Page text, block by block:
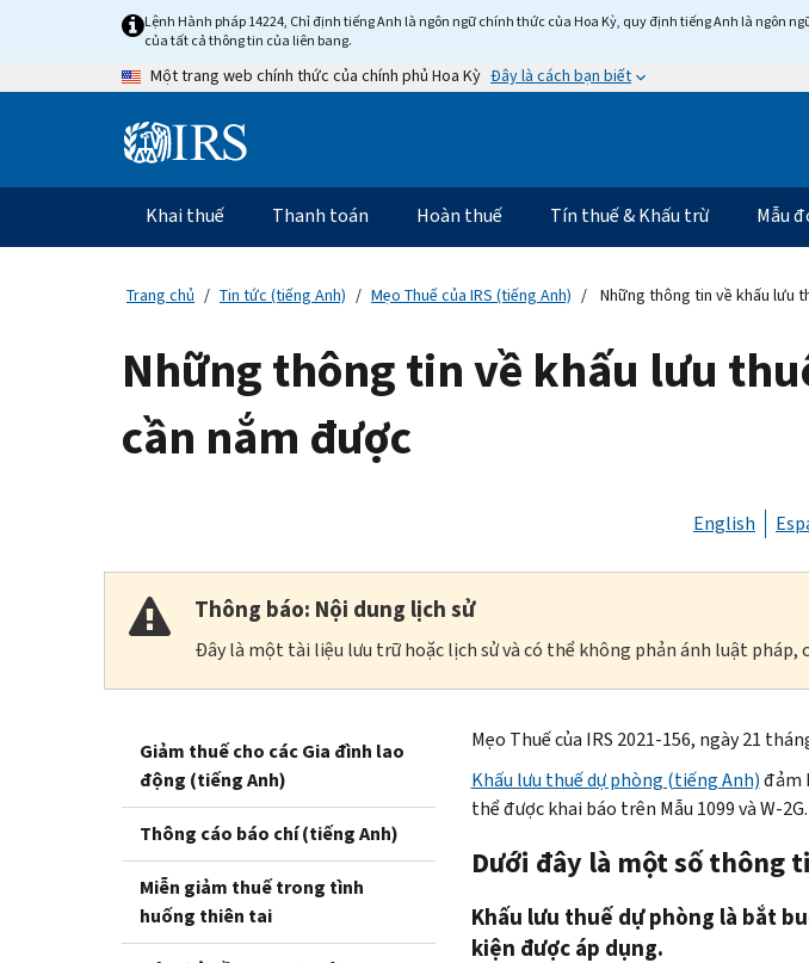
content
Lệnh Hành pháp 14224, Chỉ định tiếng Anh là ngôn ngữ chính thức của Hoa Kỳ, quy định tiếng Anh là ngôn
của tất cả thông tin của liên bang.
Một trang web chính thức của chính phủ Hoa Kỳ Đây là cách bạn biết
Information
Điều
hướng
chính
Khai thuế Thanh toán Hoàn thuế Tín thuế & Khấu trừ Mẫu
Trang chủ Tin tức (tiếng Anh) Mẹo Thuế của IRS (tiếng Anh) Những thông tin về khấu lưu
Những thông tin về khấu lưu
cần nắm được
English
Thông báo: Nội dung lịch sử
Đây là một tài liệu lưu trữ hoặc lịch sử và có thể không phản ánh luật pháp,
Giảm thuế cho các Gia đình lao
động (tiếng Anh)
Thông cáo báo chí (tiếng Anh)
Miễn giảm thuế trong tình
huống thiên tai
Mẹo Thuế của IRS 2021-156, ngày 21
Khấu lưu thuế dự phòng (tiếng Anh)đảm
thể được khai báo trên Mẫu 1099 và W-2G.
Dưới đây là một số thông
Khấu lưu thuế dự phòng là bắt
kiện được áp dụng.